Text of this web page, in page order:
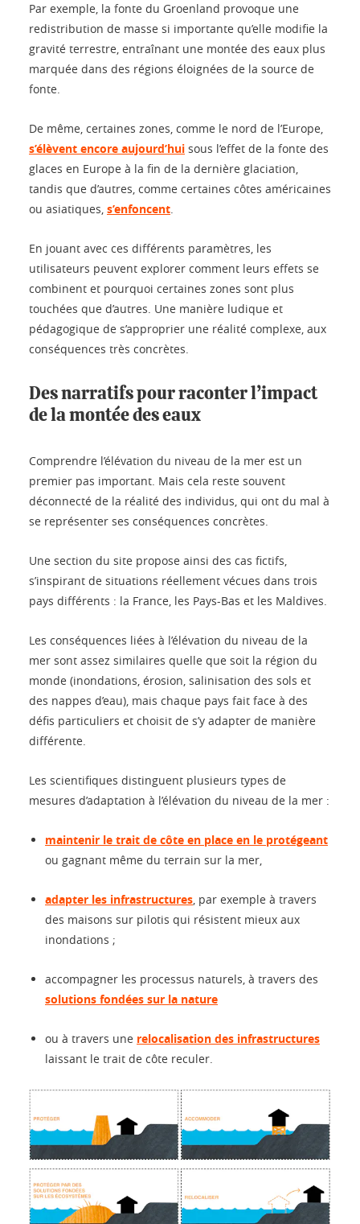
Par exemple, la fonte du Groenland provoque une
redistribution de masse si importante qu’elle modifie la
gravité terrestre, entraînant une montée des eaux plus
marquée dans des régions éloignées de la source de
fonte.
De même, certaines zones, comme le nord de l’Europe,
s’élèvent encore aujourd’hui sous l’effet de la fonte des
glaces en Europe à la fin de la dernière glaciation,
tandis que d’autres, comme certaines côtes américaines
ou asiatiques, s’enfoncent.
En jouant avec ces différents paramètres, les
utilisateurs peuvent explorer comment leurs effets se
combinent et pourquoi certaines zones sont plus
touchées que d’autres. Une manière ludique et
pédagogique de s’approprier une réalité complexe, aux
conséquences très concrètes.
Des narratifs pour raconter l’impact
de la montée des eaux
Comprendre l’élévation du niveau de la mer est un
premier pas important. Mais cela reste souvent
déconnecté de la réalité des individus, qui ont du mal à
se représenter ses conséquences concrètes.
Une section du site propose ainsi des cas fictifs,
s’inspirant de situations réellement vécues dans trois
pays différents : la France, les Pays-Bas et les Maldives.
Les conséquences liées à l’élévation du niveau de la
mer sont assez similaires quelle que soit la région du
monde (inondations, érosion, salinisation des sols et
des nappes d’eau), mais chaque pays fait face à des
défis particuliers et choisit de s’y adapter de manière
différente.
Les scientifiques distinguent plusieurs types de
mesures d’adaptation à l’élévation du niveau de la mer :
maintenir le trait de côte en place en le protégeant
ou gagnant même du terrain sur la mer,
adapter les infrastructures, par exemple à travers
des maisons sur pilotis qui résistent mieux aux
inondations ;
accompagner les processus naturels, à travers des
solutions fondées sur la nature
ou à travers une relocalisation des infrastructures
laissant le trait de côte reculer.